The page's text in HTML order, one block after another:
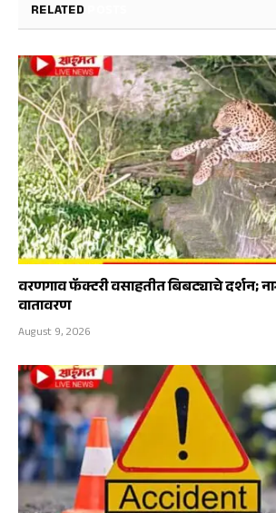
RELATED
वरणगाव फॅक्टरी वसाहतीत बिबट्याचे दर्शन;
वातावरण
August 9, 2026